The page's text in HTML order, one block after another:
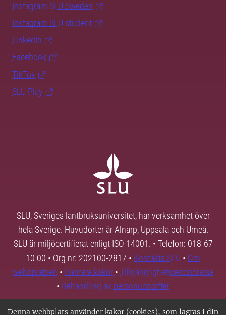
Denna webbplats använder kakor (cookies), som lagras i din
Instagram SLU.Sweden
Instagram SLU.student
LinkedIn
Facebook
TikTok
SLU Play
SLU, Sveriges lantbruksuniversitet, har verksamhet över
hela Sverige. Huvudorter är Alnarp, Uppsala och Umeå.
SLU är miljöcertifierat enligt ISO 14001. • Telefon: 018-67
10 00 • Org nr: 202100-2817 • Kontakta SLU • Om
webbplatsen • Hantera kakor • Tillgänglighetsredogörelse
• Behandling av personuppgifter